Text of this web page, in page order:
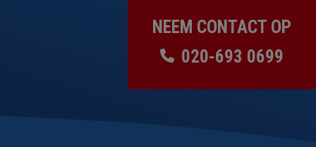
NEEM CONTACT OP
020-693 0699